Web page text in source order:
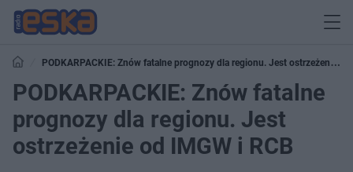
PODKARPACKIE: Znów fatalne prognozy dla regionu. Jest ostrzeżenie
od IMGW i RCB
PODKARPACKIE: Znów fatalne
prognozy dla regionu. Jest
ostrzeżenie od IMGW i RCB